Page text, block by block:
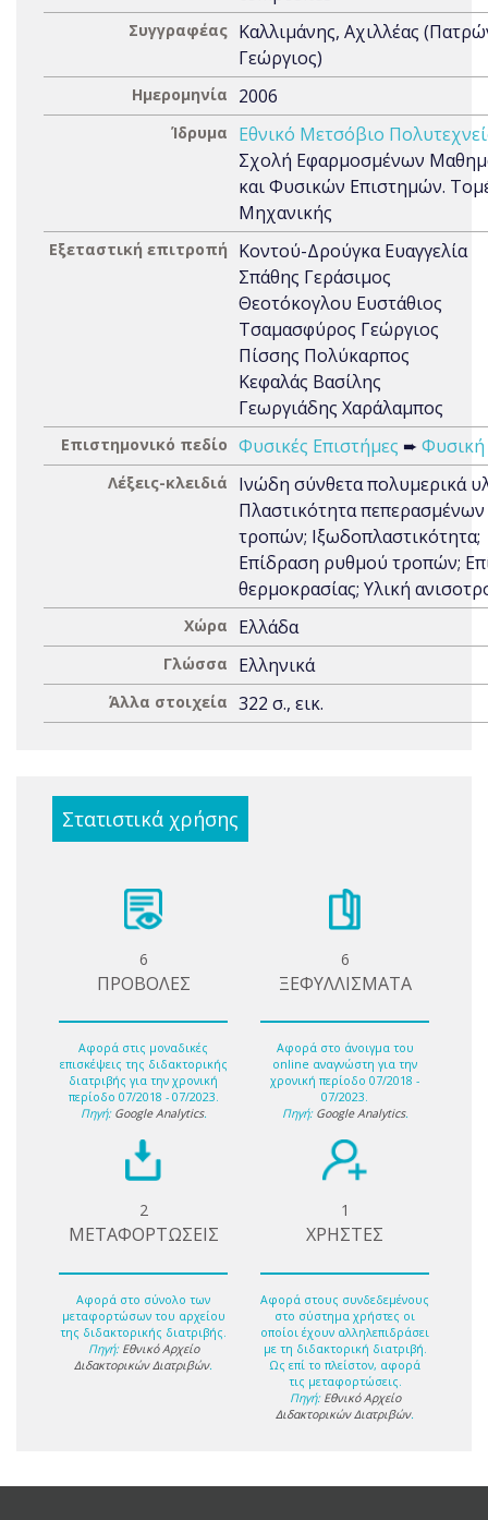
Συγγραφέας Καλλιμάνης, Αχιλλέας
Γεώργιος)
Ημερομηνία 2006
Ίδρυμα
Εθνικό Μετσόβιο
Σχολή Εφαρμοσμένων
και Φυσικών Επιστημών.
Μηχανικής
Εξεταστική επιτροπή
Κοντού-Δρούγκα Ευαγγελία
Σπάθης Γεράσιμος
Θεοτόκογλου Ευστάθιος
Τσαμασφύρος Γεώργιος
Πίσσης Πολύκαρπος
Κεφαλάς Βασίλης
Γεωργιάδης Χαράλαμπος
Επιστημονικό πεδίο Φυσικές Επιστήμες ➨ Φυσική
Λέξεις-κλειδιά
Ινώδη σύνθετα πολυμερικά
Πλαστικότητα πεπερασμένων
τροπών; Ιξωδοπλαστικότητα;
Επίδραση ρυθμού τροπών;
θερμοκρασίας; Υλική
Χώρα Ελλάδα
Γλώσσα Ελληνικά
Άλλα στοιχεία 322 σ., εικ.
Στατιστικά χρήσης
6
ΠΡΟΒΟΛΕΣ
Αφορά στις μοναδικές
επισκέψεις της διδακτορικής
διατριβής για την χρονική
περίοδο 07/2018 - 07/2023.
Πηγή: Google Analytics.
6
ΞΕΦΥΛΛΙΣΜΑΤΑ
Αφορά στο άνοιγμα του
online αναγνώστη για την
χρονική περίοδο 07/2018 -
07/2023.
Πηγή: Google Analytics.
2
ΜΕΤΑΦΟΡΤΩΣΕΙΣ
Αφορά στο σύνολο των
μεταφορτώσων του αρχείου
της διδακτορικής διατριβής.
Πηγή: Εθνικό Αρχείο
Διδακτορικών Διατριβών.
1
ΧΡΗΣΤΕΣ
Αφορά στους συνδεδεμένους
στο σύστημα χρήστες οι
οποίοι έχουν αλληλεπιδράσει
με τη διδακτορική διατριβή.
Ως επί το πλείστον, αφορά
τις μεταφορτώσεις.
Πηγή: Εθνικό Αρχείο
Διδακτορικών Διατριβών.